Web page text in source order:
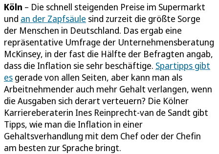
Köln – Die schnell steigenden Preise im Supermarkt
und an der Zapfsäule sind zurzeit die größte Sorge
der Menschen in Deutschland. Das ergab eine
repräsentative Umfrage der Unternehmensberatung
McKinsey, in der fast die Hälfte der Befragten angab,
dass die Inflation sie sehr beschäftige. Spartipps gibt
es gerade von allen Seiten, aber kann man als
Arbeitnehmender auch mehr Gehalt verlangen, wenn
die Ausgaben sich derart verteuern? Die Kölner
Karriereberaterin Ines Reinprecht-van de Sandt gibt
Tipps, wie man die Inflation in einer
Gehaltsverhandlung mit dem Chef oder der Chefin
am besten zur Sprache bringt.